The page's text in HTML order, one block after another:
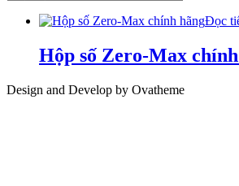
Đọc
Hộp số Zero-Max
Design and Develop by Ovatheme